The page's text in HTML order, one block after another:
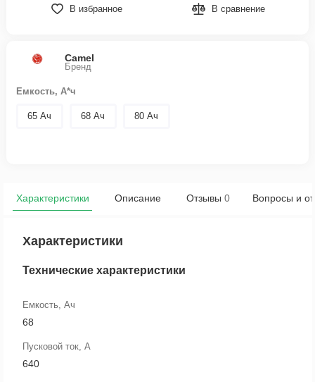
Camel
Бренд
Емкость, А*ч
65 Ач 68 Ач 80 Ач
В избранное В сравнение
Характеристики Описание Отзывы 0 Вопросы и
Характеристики
Технические характеристики
Емкость, Ач
68
Пусковой ток, А
640